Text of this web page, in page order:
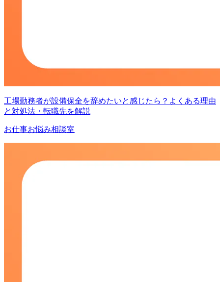
工場勤務者が設備保全を辞めたいと感じたら？よくある理由
と対処法・転職先を解説
お仕事お悩み相談室